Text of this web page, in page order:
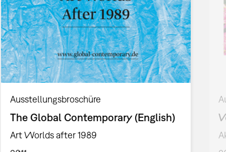
Ausstellungsbroschüre
The Global Contemporary (English)
Art Worlds after 1989